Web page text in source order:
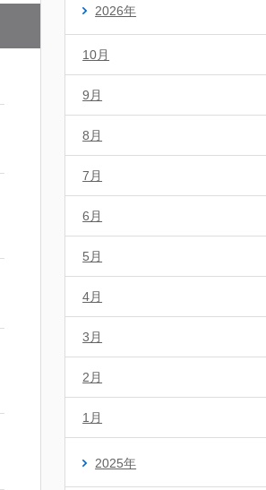
2026年
10月
9月
8月
7月
6月
5月
4月
3月
2月
1月
2025年